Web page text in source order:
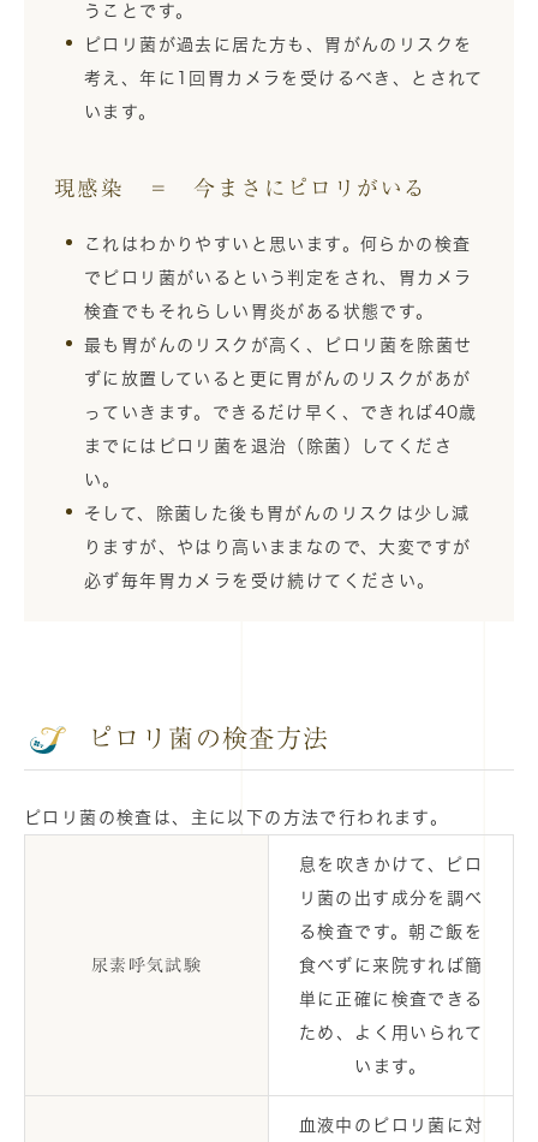
うことです。
ピロリ菌が過去に居た方も、胃がんのリスクを
考え、年に1回胃カメラを受けるべき、とされて
います。
現感染 ＝ 今まさにピロリがいる
これはわかりやすいと思います。何らかの検査
でピロリ菌がいるという判定をされ、胃カメラ
検査でもそれらしい胃炎がある状態です。
最も胃がんのリスクが高く、ピロリ菌を除菌せ
ずに放置していると更に胃がんのリスクがあが
っていきます。できるだけ早く、できれば40歳
までにはピロリ菌を退治（除菌）してくださ
い。
そして、除菌した後も胃がんのリスクは少し減
りますが、やはり高いままなので、大変ですが
必ず毎年胃カメラを受け続けてください。
ピロリ菌の検査方法
ピロリ菌の検査は、主に以下の方法で行われます。
尿素呼気試験
息を吹きかけて、ピロ
リ菌の出す成分を調べ
る検査です。朝ご飯を
食べずに来院すれば簡
単に正確に検査できる
ため、よく用いられて
います。
血液中のピロリ菌に対